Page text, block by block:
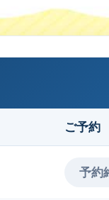
ご予約
予約